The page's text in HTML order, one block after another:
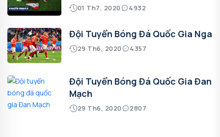
01 Th7, 2020 4932
Đội Tuyển Bóng Đá Quốc Gia Nga
29 Th6, 2020 4357
Đội Tuyển Bóng Đá Quốc Gia Đan
Mạch
29 Th6, 2020 2807